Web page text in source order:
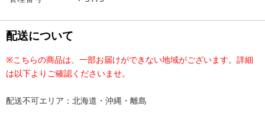
配送について
※こちらの商品は、一部お届けができない地域がございます。詳細
は以下よりご確認くださいませ。
配送不可エリア：北海道・沖縄・離島